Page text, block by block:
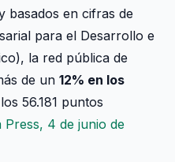
basados en cifras de
para el Desarrollo e
la red pública de
de un 12% en los
56.181 puntos
Press, 4 de junio de